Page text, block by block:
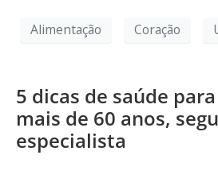
Alimentação Coração
5 dicas de saúde
mais de 60 anos,
especialista